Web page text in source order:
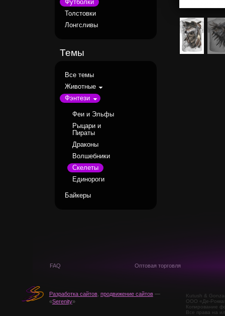
Футболки
Толстовки
Лонгсливы
Темы
Все темы
Животные
Фэнтези
Феи и Эльфы
Рыцари и
Пираты
Драконы
Волшебники
Скелеты
Единороги
Байкеры
FAQ Оптовая торговля
Разработка сайтов, продвижение сайтов—
«Serenity»
Kutush &
ООО «Де-
Копирование
Все права на